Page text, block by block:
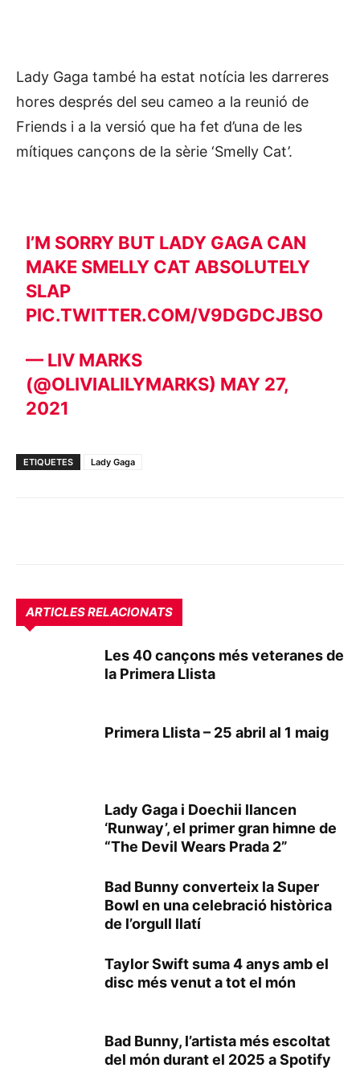
Lady Gaga també ha estat notícia les darreres
hores després del seu cameo a la reunió de
Friends i a la versió que ha fet d’una de les
mítiques cançons de la sèrie ‘Smelly Cat’.
I’M SORRY BUT LADY GAGA CAN
MAKE SMELLY CAT ABSOLUTELY
SLAP
PIC.TWITTER.COM/V9DGDCJBSO
— LIV MARKS
(@OLIVIALILYMARKS) MAY 27,
2021
ETIQUETES Lady Gaga
ARTICLES RELACIONATS
Les 40 cançons més veteranes de
la Primera Llista
Primera Llista – 25 abril al 1 maig
Lady Gaga i Doechii llancen
‘Runway’, el primer gran himne de
“The Devil Wears Prada 2”
Bad Bunny converteix la Super
Bowl en una celebració històrica
de l’orgull llatí
Taylor Swift suma 4 anys amb el
disc més venut a tot el món
Bad Bunny, l’artista més escoltat
del món durant el 2025 a Spotify